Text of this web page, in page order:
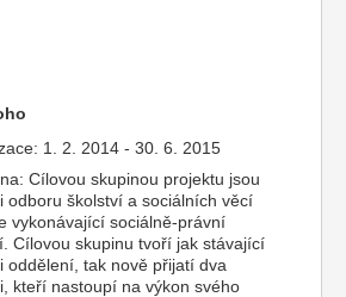
1. 2. 2014 - 30. 6. 2015
Cílovou skupinou projektu jsou
odboru školství a sociálních věcí
vykonávající sociálně-právní
Cílovou skupinu tvoří jak stávající
oddělení, tak nově přijatí dva
kteří nastoupí na výkon svého